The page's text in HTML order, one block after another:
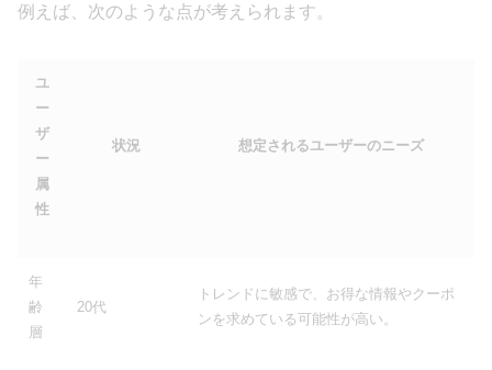
例えば、次のような点が考えられます。
ユ
ー
ザ
ー
属
性
状況 想定されるユーザーのニーズ
年
齢
層
20代
トレンドに敏感で、お得な情報やクーポ
ンを求めている可能性が高い。